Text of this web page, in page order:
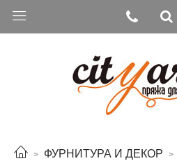
ФУРНИТУРА И ДЕКОР